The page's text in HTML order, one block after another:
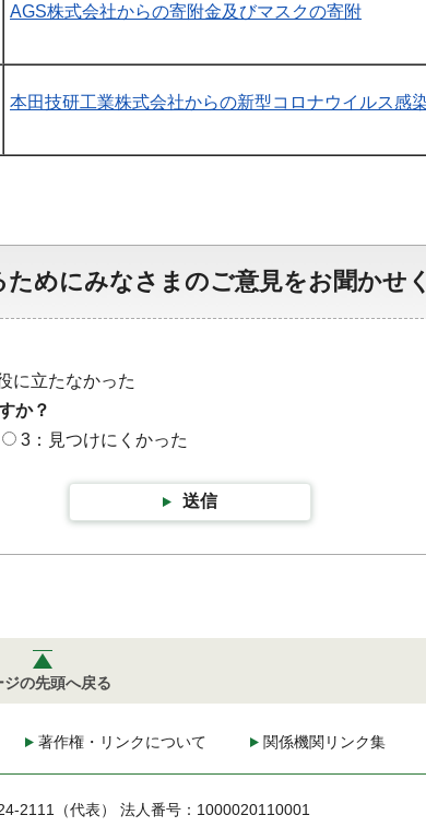
AGS株式会社からの寄附金及びマスクの寄附
本田技研工業株式会社からの新型コロナウイルス感
めにみなさまのご意見をお聞かせ
に立たなかった
か？
3：見つけにくかった
送信
ジの先頭へ戻る
著作権・リンクについて 関係機関リンク集
2111（代表） 法人番号：1000020110001